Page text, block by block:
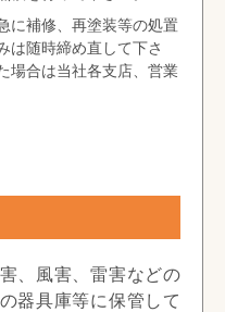
に補修、再塗装等の処置
は随時締め直して下さ
場合は当社各支店、営業
、風害、雷害などの
器具庫等に保管して